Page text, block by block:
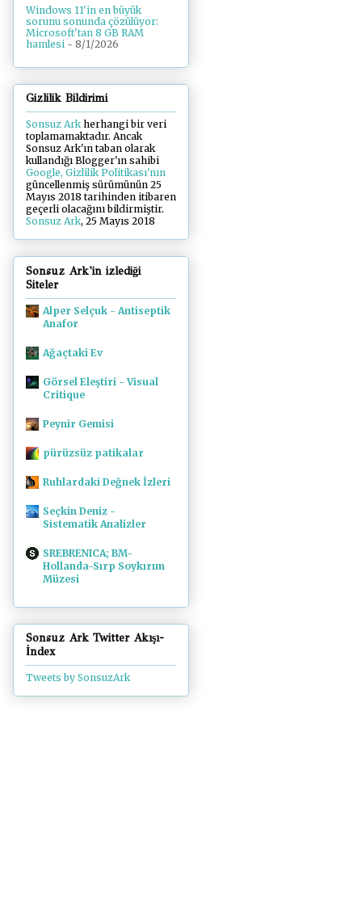
Windows 11'in en büyük
sorunu sonunda çözülüyor:
Microsoft'tan 8 GB RAM
hamlesi - 8/1/2026
Gizlilik Bildirimi
Sonsuz Arkherhangi bir veri
toplamamaktadır. Ancak
Sonsuz Ark'ın taban olarak
kullandığı Blogger'ın sahibi
Google, Gizlilik Politikası'nın
güncellenmiş sürümünün 25
Mayıs 2018 tarihinden itibaren
geçerli olacağını bildirmiştir.
Sonsuz Ark, 25 Mayıs 2018
Sonsuz Ark'in izlediği
Siteler
Alper Selçuk - Antiseptik
Anafor
Ağaçtaki Ev
Görsel Eleştiri - Visual
Critique
Peynir Gemisi
pürüzsüz patikalar
Ruhlardaki Değnek İzleri
Seçkin Deniz -
Sistematik Analizler
SREBRENICA; BM-
Hollanda-Sırp Soykırım
Müzesi
Sonsuz Ark Twitter Akışı-
İndex
Tweets by SonsuzArk